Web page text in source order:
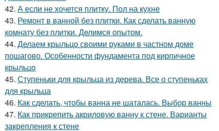
42. А если не хочется плитку. Пол на кухне
43. Ремонт в ванной без плитки. Как сделать ванную
комнату без плитки. Делимся опытом.
44. Делаем крыльцо своими руками в частном доме
пошагово. Особенности фундамента под кирпичное
крыльцо
45. Ступеньки для крыльца из дерева. Все о ступеньках
для крыльца
46. Как сделать, чтобы ванна не шаталась. Выбор ванны
47. Как прикрепить акриловую ванну к стене. Варианты
закрепления к стене